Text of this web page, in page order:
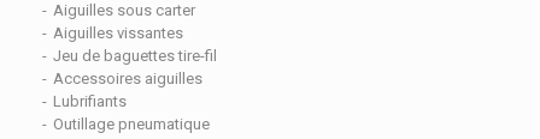
Aiguilles sous carter
Aiguilles vissantes
Jeu de baguettes tire-fil
Accessoires aiguilles
Lubrifiants
Outillage pneumatique